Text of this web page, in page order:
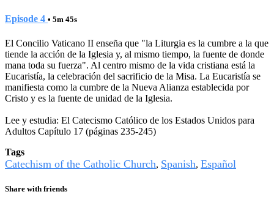
Episode 4 • 5m 45s
El Concilio Vaticano II enseña que "la Liturgia es la cumbre a la que
tiende la acción de la Iglesia y, al mismo tiempo, la fuente de donde
mana toda su fuerza". Al centro mismo de la vida cristiana está la
Eucaristía, la celebración del sacrificio de la Misa. La Eucaristía se
manifiesta como la cumbre de la Nueva Alianza establecida por
Cristo y es la fuente de unidad de la Iglesia.
Lee y estudia: El Catecismo Católico de los Estados Unidos para
Adultos Capítulo 17 (páginas 235-245)
Tags
Catechism of the Catholic Church, Spanish, Español
Share with friends